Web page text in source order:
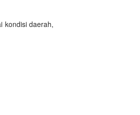
kondisi daerah,